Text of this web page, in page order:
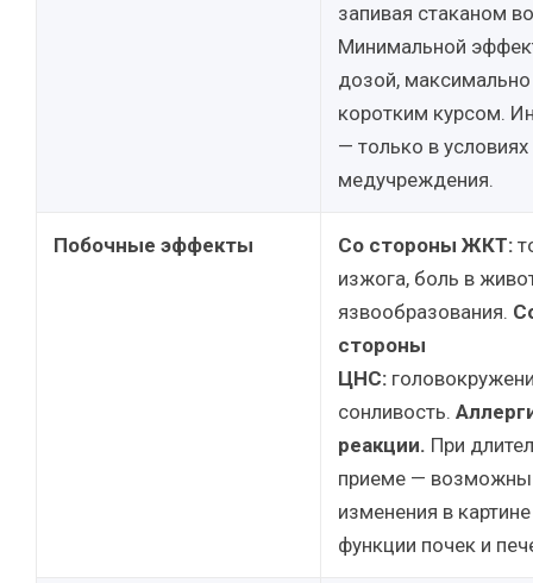
запивая стаканом
Минимальной
дозой, максимально
коротким курсом.
— только в условиях
медучреждения.
Побочные эффекты Со стороны ЖКТ:
изжога, боль в
язвообразования.
стороны
ЦНС:
сонливость.
реакции. При
приеме — возможны
изменения в
функции почек и